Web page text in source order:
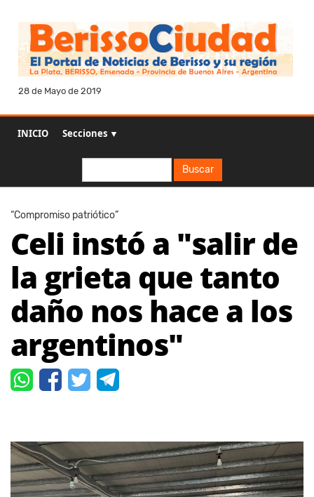
28 de Mayo de 2019
INICIO Secciones ▼
Buscar
“Compromiso patriótico”
Celi instó a "salir de
la grieta que tanto
daño nos hace a los
argentinos"